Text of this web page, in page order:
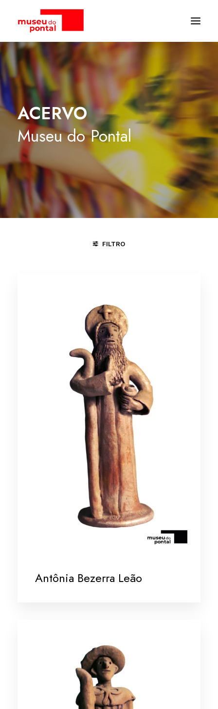
ACERVO
Museu do Pontal
FILTRO
Antônia Bezerra Leão